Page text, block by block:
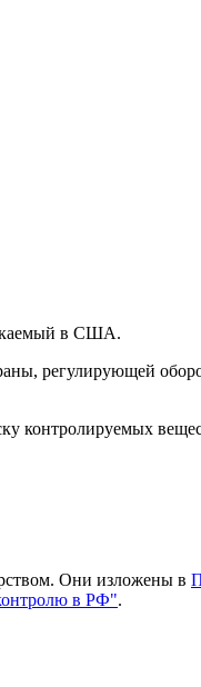
в США.
регулирующей
контролируемых
Они изложены в
в РФ".